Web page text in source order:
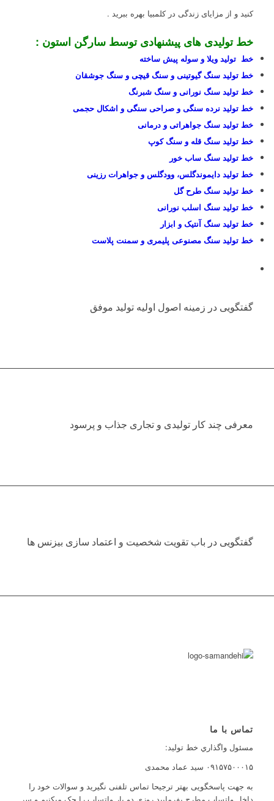
کنید و از مزایای زندگی در کلمبیا بهره ببرید .
خط تولیدی های پیشنهادی توسط سارگن استون :
خط تولید ویلا و سوله پیش ساخته
خط تولید سنگ گیوتینی و سنگ قیچی و سنگ جوشقان
خط تولید سنگ نورانی و سنگ شبرنگ
خط تولید نرده سنگی و صراحی سنگی و اشکال حجمی
خط تولید سنگ جواهراتی و درمانی
خط تولید سنگ قله و سنگ کوپ
خط تولید سنگ ساب خور
خط تولید دایموندگلس، وودگلس و جواهرات رزینی
خط تولید سنگ طرح گل
خط تولید سنگ اسلب نورانی
خط تولید سنگ آنتیک و ابزار
خط تولید سنگ مصنوعی پلیمری و سمنت پلاست
گفتگویی در زمینه اصول اولیه تولید موفق
معرفی چند کار تولیدی و تجاری جذاب و پرسود
گفتگویی در باب تقویت شخصیت و اعتماد سازی بیزنس ها
تماس با ما
مسئول واگذاري خط توليد:
۰۹۱۵۷۵۰۰۰۱۵ سید عماد محمدی
به جهت پاسخگویی بهتر ترجیحا تماس تلفنی نگیرید و سوالات خود را